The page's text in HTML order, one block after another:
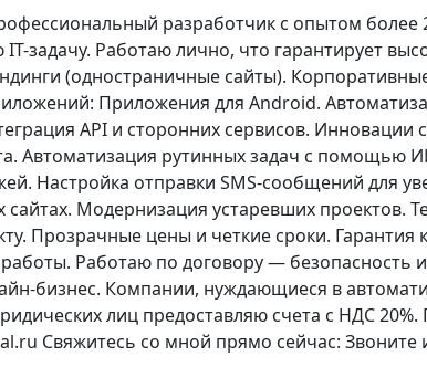
разработчик с опытом более
задачу. Работаю лично, что гарантирует
(одностраничные сайты).
Приложения для Android.
API и сторонних сервисов. Инновации
Автоматизация рутинных задач с помощью
Настройка отправки SMS-сообщений для
Модернизация устаревших проектов.
Прозрачные цены и четкие сроки.
Работаю по договору — безопасность
бизнес. Компании, нуждающиеся в
лиц предоставляю счета с НДС
Свяжитесь со мной прямо сейчас: